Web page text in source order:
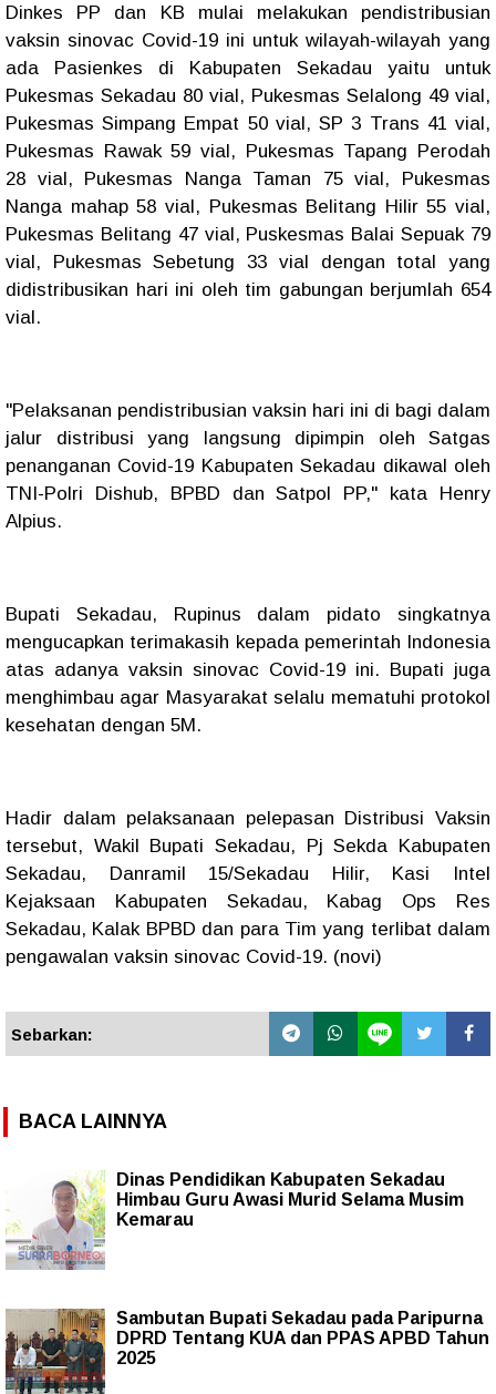
Dinkes PP dan KB mulai melakukan pendistribusian
vaksin sinovac Covid-19 ini untuk wilayah-wilayah yang
ada Pasienkes di Kabupaten Sekadau yaitu untuk
Pukesmas Sekadau 80 vial, Pukesmas Selalong 49 vial,
Pukesmas Simpang Empat 50 vial, SP 3 Trans 41 vial,
Pukesmas Rawak 59 vial, Pukesmas Tapang Perodah
28 vial, Pukesmas Nanga Taman 75 vial, Pukesmas
Nanga mahap 58 vial, Pukesmas Belitang Hilir 55 vial,
Pukesmas Belitang 47 vial, Puskesmas Balai Sepuak 79
vial, Pukesmas Sebetung 33 vial dengan total yang
didistribusikan hari ini oleh tim gabungan berjumlah 654
vial.
"Pelaksanan pendistribusian vaksin hari ini di bagi dalam
jalur distribusi yang langsung dipimpin oleh Satgas
penanganan Covid-19 Kabupaten Sekadau dikawal oleh
TNI-Polri Dishub, BPBD dan Satpol PP," kata Henry
Alpius.
Bupati Sekadau, Rupinus dalam pidato singkatnya
mengucapkan terimakasih kepada pemerintah Indonesia
atas adanya vaksin sinovac Covid-19 ini. Bupati juga
menghimbau agar Masyarakat selalu mematuhi protokol
kesehatan dengan 5M.
Hadir dalam pelaksanaan pelepasan Distribusi Vaksin
tersebut, Wakil Bupati Sekadau, Pj Sekda Kabupaten
Sekadau, Danramil 15/Sekadau Hilir, Kasi Intel
Kejaksaan Kabupaten Sekadau, Kabag Ops Res
Sekadau, Kalak BPBD dan para Tim yang terlibat dalam
pengawalan vaksin sinovac Covid-19. (novi)
Sebarkan:
BACA LAINNYA
Dinas Pendidikan Kabupaten Sekadau
Himbau Guru Awasi Murid Selama Musim
Kemarau
Sambutan Bupati Sekadau pada Paripurna
DPRD Tentang KUA dan PPAS APBD Tahun
2025